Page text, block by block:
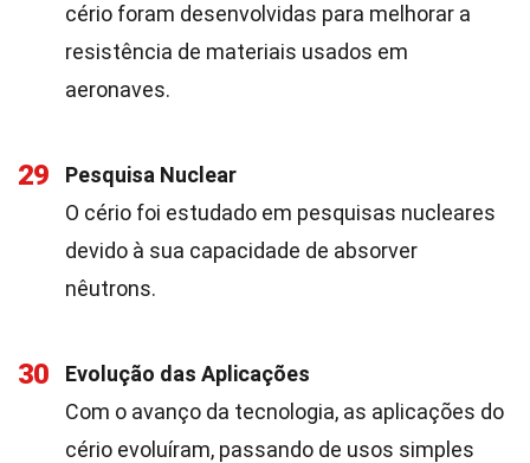
cério foram desenvolvidas para melhorar a
resistência de materiais usados em
aeronaves.
29
Pesquisa Nuclear
O cério foi estudado em pesquisas nucleares
devido à sua capacidade de absorver
nêutrons.
30
Evolução das Aplicações
Com o avanço da tecnologia, as aplicações do
cério evoluíram, passando de usos simples